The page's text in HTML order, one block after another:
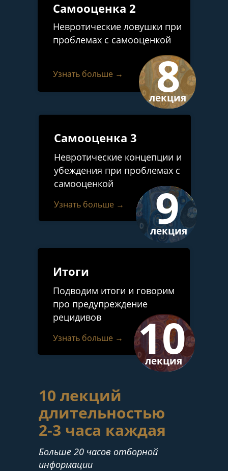
8
лекция
9
лекция
10
лекция
Самооценка 2
Невротические ловушки при
проблемах с самооценкой
Узнать больше →
Самооценка 3
Невротические концепции и
убеждения при проблемах с
самооценкой
Узнать больше →
Узнать больше →
Подводим итоги и говорим
про предупреждение
рецидивов
Итоги
10 лекций
длительностью
2-3 часа каждая
Больше 20 часов отборной
информации